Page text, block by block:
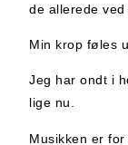
de allerede
Min krop føles
Jeg har ondt i
lige nu.
Musikken er